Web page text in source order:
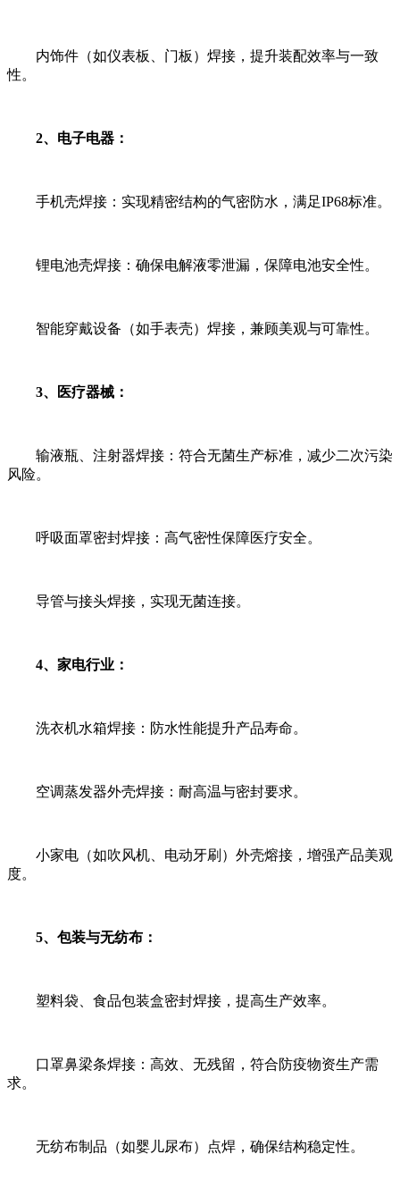
内饰件（如仪表板、门板）焊接，提升装配效率与一致
性。
2、电子电器：
手机壳焊接：实现精密结构的气密防水，满足IP68标准。
锂电池壳焊接：确保电解液零泄漏，保障电池安全性。
智能穿戴设备（如手表壳）焊接，兼顾美观与可靠性。
3、医疗器械：
输液瓶、注射器焊接：符合无菌生产标准，减少二次污染
风险。
呼吸面罩密封焊接：高气密性保障医疗安全。
导管与接头焊接，实现无菌连接。
4、家电行业：
洗衣机水箱焊接：防水性能提升产品寿命。
空调蒸发器外壳焊接：耐高温与密封要求。
小家电（如吹风机、电动牙刷）外壳熔接，增强产品美观
度。
5、包装与无纺布：
塑料袋、食品包装盒密封焊接，提高生产效率。
口罩鼻梁条焊接：高效、无残留，符合防疫物资生产需
求。
无纺布制品（如婴儿尿布）点焊，确保结构稳定性。